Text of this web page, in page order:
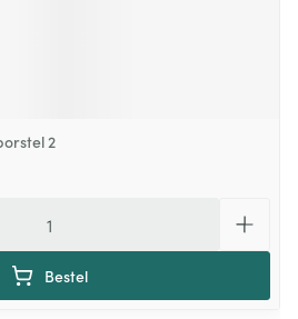
2
Bestel